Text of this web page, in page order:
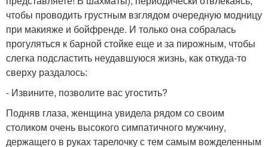
чтобы проводить грустным взглядом очередную модницу
при макияже и бойфренде. И только она собралась
прогуляться к барной стойке еще и за пирожным, чтобы
слегка подсластить неудавшуюся жизнь, как откуда-то
сверху раздалось:
- Извините, позволите вас угостить?
Подняв глаза, женщина увидела рядом со своим
столиком очень высокого симпатичного мужчину,
держащего в руках тарелочку с тем самым вожделенным